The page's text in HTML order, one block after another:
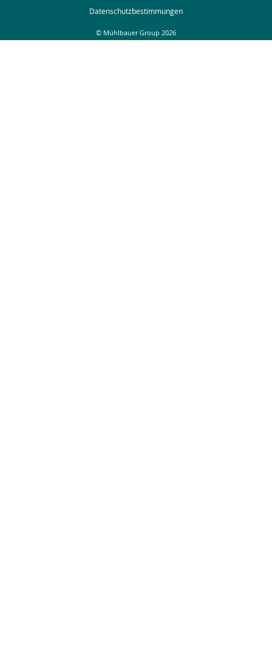
Datenschutzbestimmungen
© Mühlbauer Group 2026